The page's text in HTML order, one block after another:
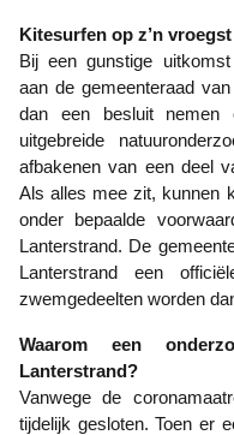
Kitesurfen op z’n
Bij een gunstige
aan de gemeenteraad
dan een besluit
uitgebreide
afbakenen van een deel
Als alles mee zit, kunnen
onder bepaalde
Lanterstrand. De
Lanterstrand een
zwemgedeelten worden
Waarom een onderzoek naar kitesurfen bij het
Lanterstrand?
Vanwege de
tijdelijk gesloten. Toen er